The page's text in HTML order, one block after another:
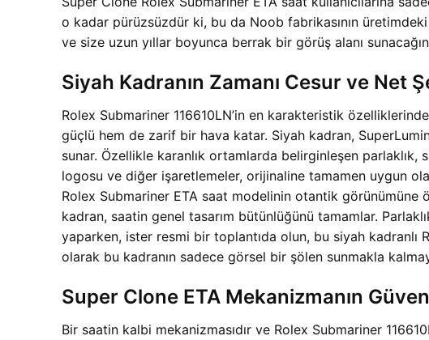
o kadar pürüzsüzdür ki, bu da Noob fabrikasının
ve size uzun yıllar boyunca berrak bir görüş alanı
Siyah Kadranın Zamanı Cesur ve Net
Rolex Submariner 116610LN’in en karakteristik
güçlü hem de zarif bir hava katar. Siyah kadran,
sunar. Özellikle karanlık ortamlarda belirginleşen parlaklık,
logosu ve diğer işaretlemeler, orijinaline tamamen uygun
Rolex Submariner ETA saat modelinin otantik görünümüne
kadran, saatin genel tasarım bütünlüğünü tamamlar.
yaparken, ister resmi bir toplantıda olun, bu siyah kadranlı
olarak bu kadranın sadece görsel bir şölen sunmakla
Super Clone ETA Mekanizmanın
Bir saatin kalbi mekanizmasıdır ve Rolex Submariner